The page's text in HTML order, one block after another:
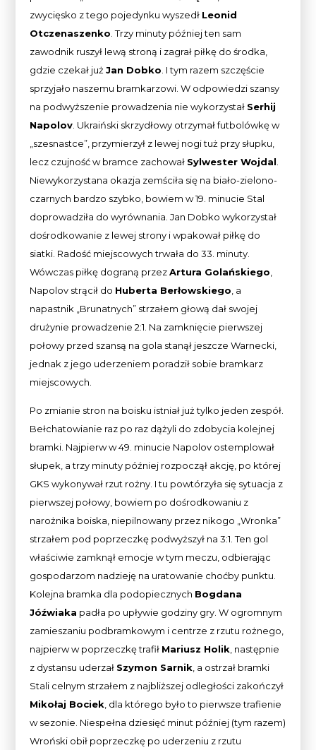
zwycięsko z tego pojedynku wyszedł Leonid
Otczenaszenko . Trzy minuty później ten sam
zawodnik ruszył lewą stroną i zagrał piłkę do środka,
gdzie czekał jużJan Dobko . I tym razem szczęście
sprzyjało naszemu bramkarzowi. W odpowiedzi szansy
na podwyższenie prowadzenia nie wykorzystał Serhij
Napolov . Ukraiński skrzydłowy otrzymał futbolówkę w
„szesnastce”, przymierzył z lewej nogi tuż przy słupku,
lecz czujność w bramce zachował Sylwester Wojdal
Niewykorzystana okazja zemściła się na biało-zielono-
czarnych bardzo szybko, bowiem w 19. minucie Stal
doprowadziła do wyrównania. Jan Dobko wykorzystał
dośrodkowanie z lewej strony i wpakował piłkę do
siatki. Radość miejscowych trwała do 33. minuty.
Wówczas piłkę dograną przezArtura Golańskiego
Napolov strącił do Huberta Berłowskiego , a
napastnik „Brunatnych” strzałem głową dał swojej
drużynie prowadzenie 2:1. Na zamknięcie pierwszej
połowy przed szansą na gola stanął jeszcze Warnecki,
jednak z jego uderzeniem poradził sobie bramkarz
miejscowych.
Po zmianie stron na boisku istniał już tylko jeden zespół.
Bełchatowianie raz po raz dążyli do zdobycia kolejnej
bramki. Najpierw w 49. minucie Napolov ostemplował
słupek, a trzy minuty później rozpoczął akcję, po której
GKS wykonywał rzut rożny. I tu powtórzyła się sytuacja z
pierwszej połowy, bowiem po dośrodkowaniu z
narożnika boiska, niepilnowany przez nikogo „Wronka”
strzałem pod poprzeczkę podwyższył na 3:1. Ten gol
właściwie zamknął emocje w tym meczu, odbierając
gospodarzom nadzieję na uratowanie choćby punktu.
Kolejna bramka dla podopiecznych Bogdana
Jóźwiaka padła po upływie godziny gry. W ogromnym
zamieszaniu podbramkowym i centrze z rzutu rożnego,
najpierw w poprzeczkę trafił Mariusz Holik, następnie
z dystansu uderzał Szymon Sarnik, a ostrzał bramki
Stali celnym strzałem z najbliższej odległości zakończył
Mikołaj Bociek, dla którego było to pierwsze trafienie
w sezonie. Niespełna dziesięć minut później (tym razem)
Wroński obił poprzeczkę po uderzeniu z rzutu